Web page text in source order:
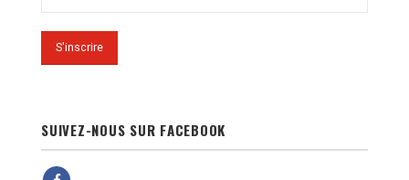
SUIVEZ-NOUS SUR FACEBOOK